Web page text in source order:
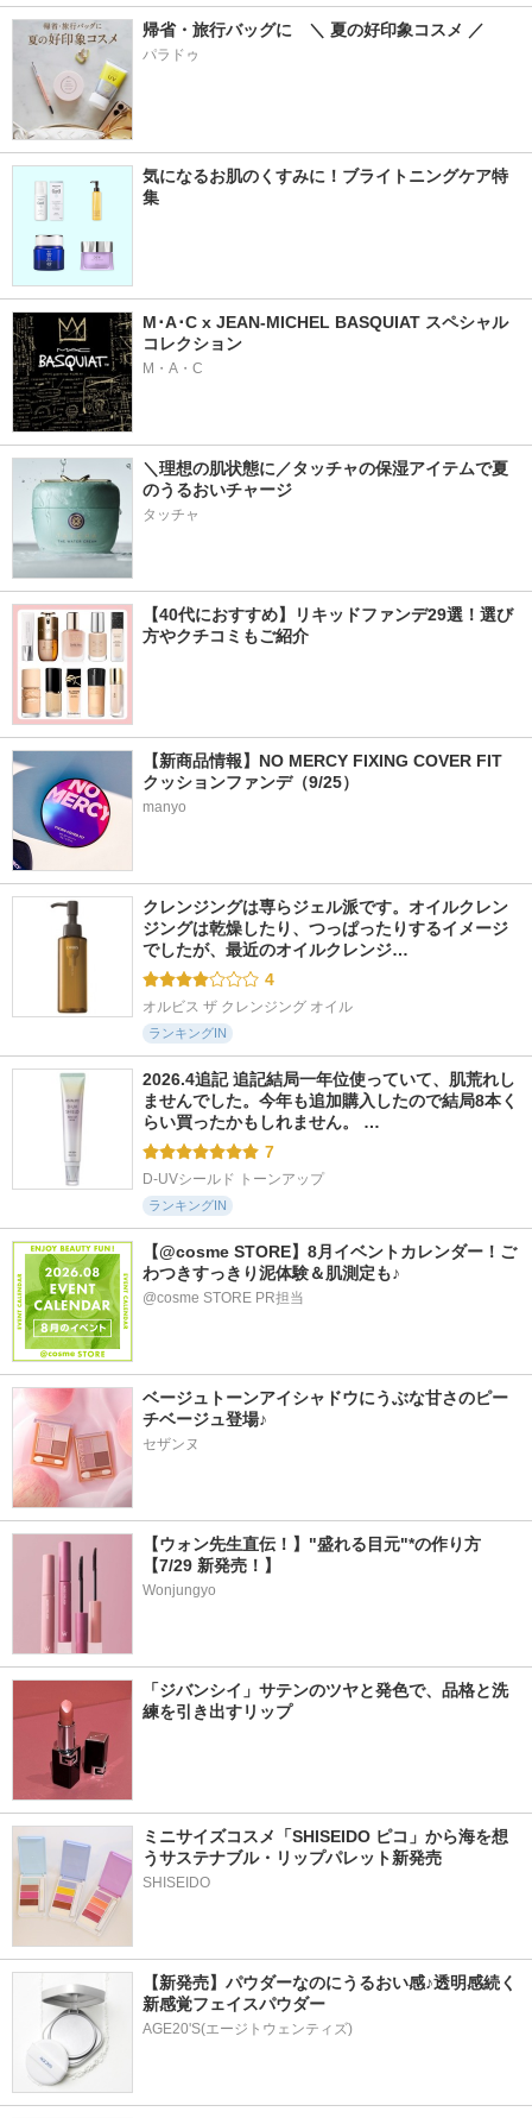
帰省・旅行バッグに　＼ 夏の好印象コスメ ／
パラドゥ
気になるお肌のくすみに！ブライトニングケア特
集
M･A･C x JEAN-MICHEL BASQUIAT スペシャル
コレクション
M・A・C
＼理想の肌状態に／タッチャの保湿アイテムで夏
のうるおいチャージ
タッチャ
【40代におすすめ】リキッドファンデ29選！選び
方やクチコミもご紹介
【新商品情報】NO MERCY FIXING COVER FIT
クッションファンデ（9/25）
manyo
クレンジングは専らジェル派です。オイルクレン
ジングは乾燥したり、つっぱったりするイメージ
でしたが、最近のオイルクレンジ…
4
オルビス ザ クレンジング オイル
ランキングIN
2026.4追記 追記結局一年位使っていて、肌荒れし
ませんでした。今年も追加購入したので結局8本く
らい買ったかもしれません。 …
7
D-UVシールド トーンアップ
ランキングIN
【@cosme STORE】8月イベントカレンダー！ご
わつきすっきり泥体験＆肌測定も♪
@cosme STORE PR担当
ベージュトーンアイシャドウにうぶな甘さのピー
チベージュ登場♪
セザンヌ
【ウォン先生直伝！】"盛れる目元"*の作り方
【7/29 新発売！】
Wonjungyo
「ジバンシイ」サテンのツヤと発色で、品格と洗
練を引き出すリップ
ミニサイズコスメ「SHISEIDO ピコ」から海を想
うサステナブル・リップパレット新発売
SHISEIDO
【新発売】パウダーなのにうるおい感♪透明感続く
新感覚フェイスパウダー
AGE20'S(エージトウェンティズ)